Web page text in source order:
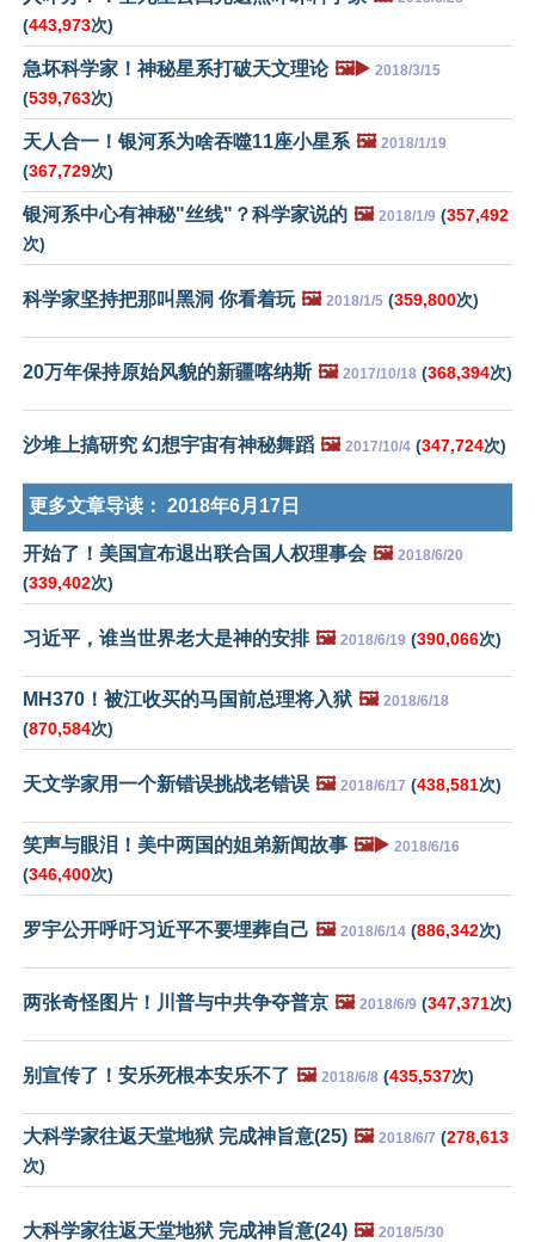
(443,973次)
急坏科学家！神秘星系打破天文理论 🖼️▶️ 2018/3/15
(539,763次)
天人合一！银河系为啥吞噬11座小星系 🖼️ 2018/1/19
(367,729次)
银河系中心有神秘"丝线"？科学家说的 🖼️ 2018/1/9 (357,492
次)
科学家坚持把那叫黑洞 你看着玩 🖼️ 2018/1/5 (359,800次)
20万年保持原始风貌的新疆喀纳斯 🖼️ 2017/10/18 (368,394次)
沙堆上搞研究 幻想宇宙有神秘舞蹈 🖼️ 2017/10/4 (347,724次)
更多文章导读： 2018年6月17日
开始了！美国宣布退出联合国人权理事会 🖼️ 2018/6/20
(339,402次)
习近平，谁当世界老大是神的安排 🖼️ 2018/6/19 (390,066次)
MH370！被江收买的马国前总理将入狱 🖼️ 2018/6/18
(870,584次)
天文学家用一个新错误挑战老错误 🖼️ 2018/6/17 (438,581次)
笑声与眼泪！美中两国的姐弟新闻故事 🖼️▶️ 2018/6/16
(346,400次)
罗宇公开呼吁习近平不要埋葬自己 🖼️ 2018/6/14 (886,342次)
两张奇怪图片！川普与中共争夺普京 🖼️ 2018/6/9 (347,371次)
别宣传了！安乐死根本安乐不了 🖼️ 2018/6/8 (435,537次)
大科学家往返天堂地狱 完成神旨意(25) 🖼️ 2018/6/7 (278,613
次)
大科学家往返天堂地狱 完成神旨意(24) 🖼️ 2018/5/30